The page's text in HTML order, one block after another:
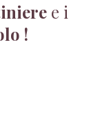
e i
!